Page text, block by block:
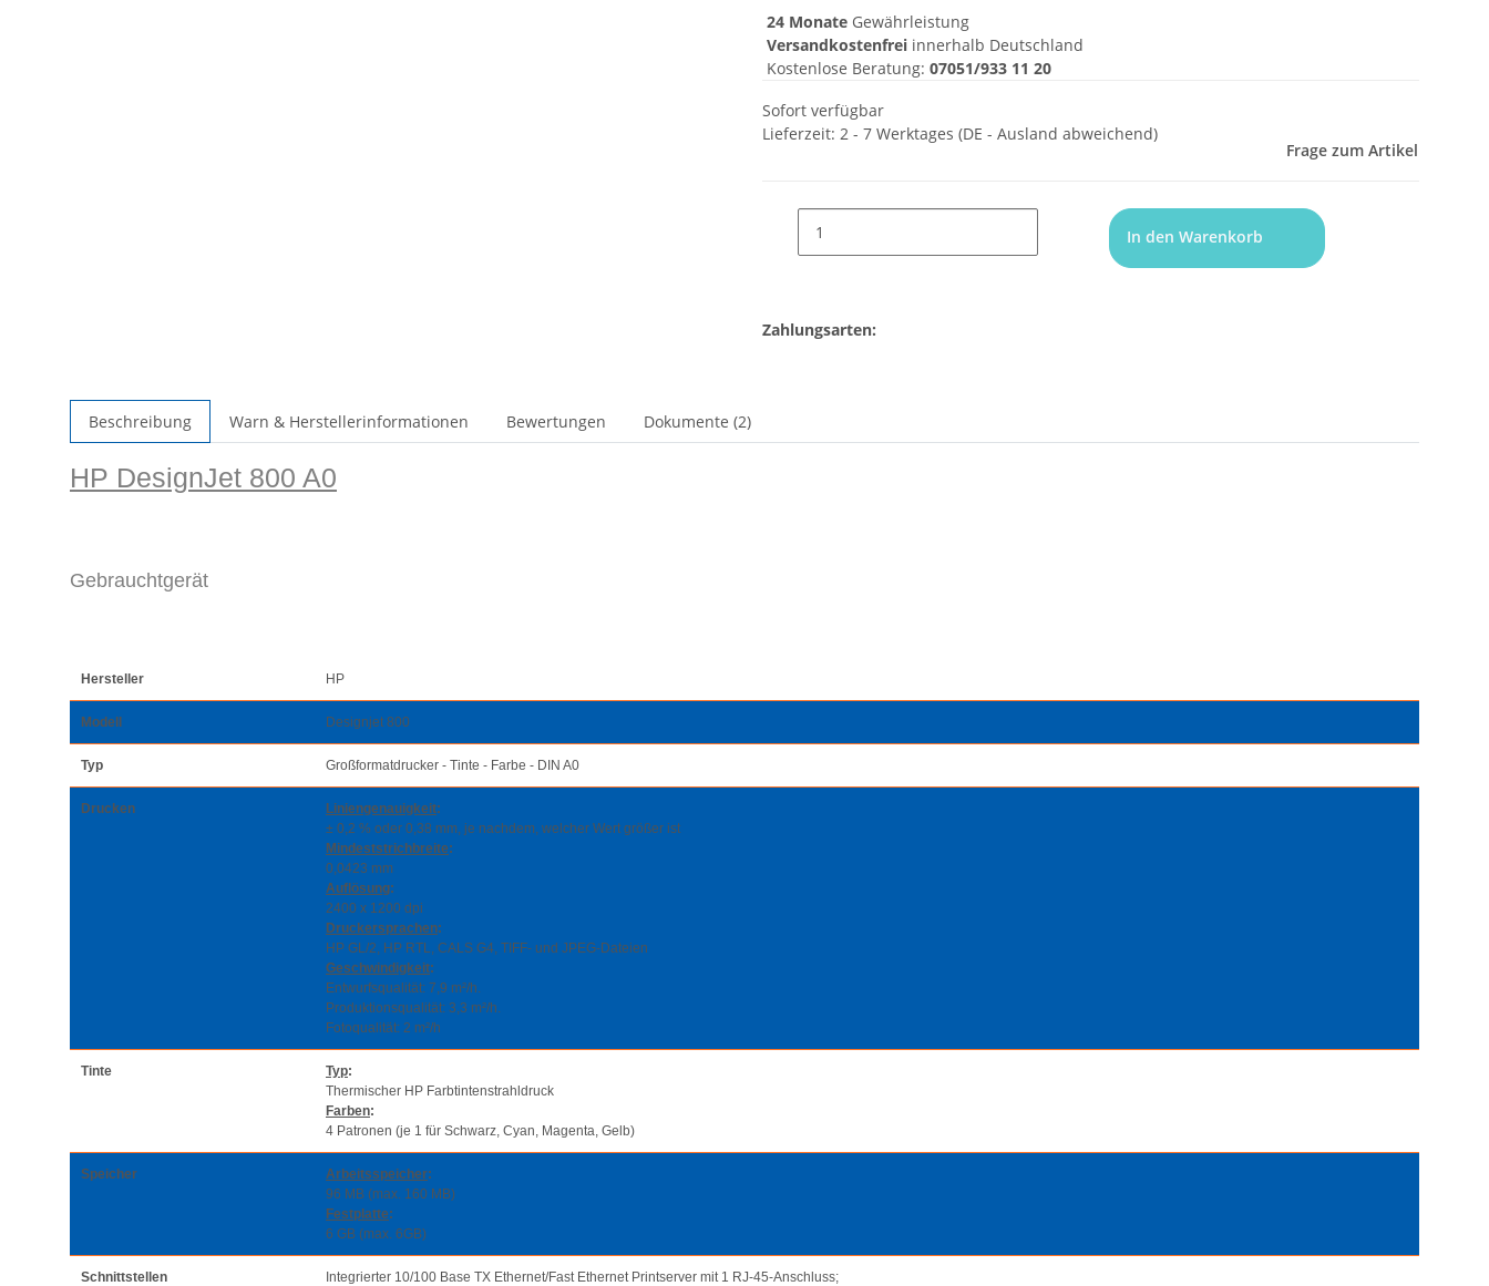
24 Monate Gewährleistung
Versandkostenfrei innerhalb Deutschland
Kostenlose Beratung: 07051/933 11 20
Sofort verfügbar
Lieferzeit: 2 - 7 Werktages (DE - Ausland abweichend)
Frage zum Artikel
In den Warenkorb
Zahlungsarten:
Beschreibung Warn & Herstellerinformationen Bewertungen Dokumente (2)
HP DesignJet 800 A0
Gebrauchtgerät
Hersteller HP
Modell Designjet 800
Typ Großformatdrucker - Tinte - Farbe - DIN A0
Drucken Liniengenauigkeit:
± 0,2 % oder 0,38 mm, je nachdem, welcher Wert größer ist
Mindeststrichbreite:
0,0423 mm
Auflösung:
2400 x 1200 dpi
Druckersprachen:
HP GL/2, HP RTL, CALS G4, TIFF- und JPEG-Dateien
Geschwindigkeit:
Entwurfsqualität: 7,9 m²/h.
Produktionsqualität: 3,3 m²/h.
Fotoqualität: 2 m²/h
Tinte Typ:
Thermischer HP Farbtintenstrahldruck
Farben:
4 Patronen (je 1 für Schwarz, Cyan, Magenta, Gelb)
Speicher Arbeitsspeicher:
96 MB (max. 160 MB)
Festplatte:
6 GB (max. 6GB)
Schnittstellen
Integrierter 10/100 Base TX Ethernet/Fast Ethernet Printserver mit 1 RJ-45-Anschluss;